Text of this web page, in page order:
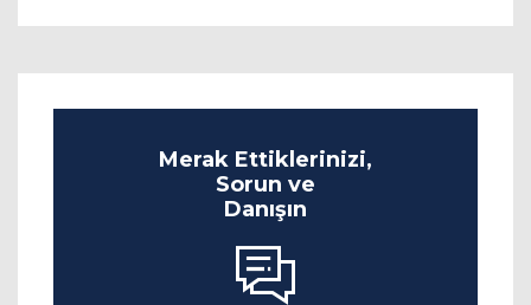
Merak Ettiklerinizi,
Sorun ve
Danışın